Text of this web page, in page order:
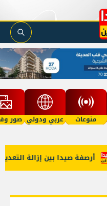
منوعات عربي ودولي صور
أرصفة صيدا بين إزالة